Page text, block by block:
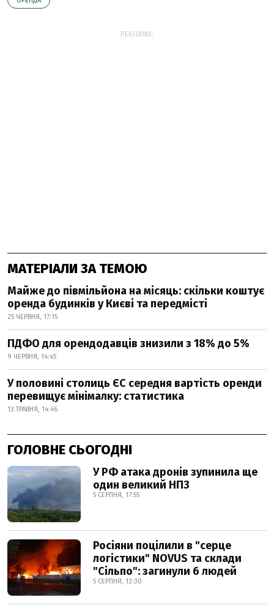
РЕКЛАМА:
МАТЕРІАЛИ ЗА ТЕМОЮ
Майже до півмільйона на місяць: скільки коштує
оренда будинків у Києві та передмісті
25 ЧЕРВНЯ, 17:15
ПДФО для орендодавців знизили з 18% до 5%
9 ЧЕРВНЯ, 14:45
У половині столиць ЄС середня вартість оренди
перевищує мінімалку: статистика
13 ТРАВНЯ, 14:46
ГОЛОВНЕ СЬОГОДНІ
У РФ атака дронів зупинила ще
один великий НПЗ
5 СЕРПНЯ, 17:55
Росіяни поцілили в "серце
логістики" NOVUS та склади
"Сільпо": загинули 6 людей
5 СЕРПНЯ, 12:30